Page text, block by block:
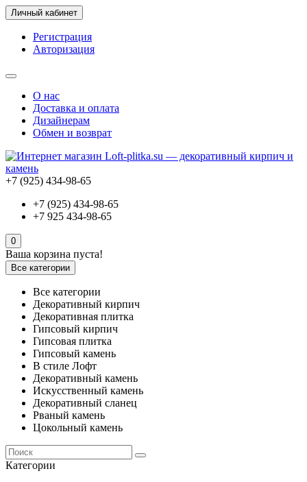
Личный кабинет
Регистрация
Авторизация
О нас
Доставка и оплата
Дизайнерам
Обмен и возврат
+7 (925) 434-98-65
+7 (925) 434-98-65
+7 925 434-98-65
0
Ваша корзина пуста!
Все категории
Все категории
Декоративный кирпич
Декоративная плитка
Гипсовый кирпич
Гипсовая плитка
Гипсовый камень
В стиле Лофт
Декоративный камень
Искусственный камень
Декоративный сланец
Рваный камень
Цокольный камень
Категории